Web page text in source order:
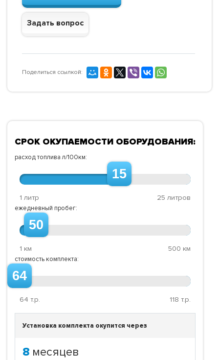
Задать вопрос
Поделиться ссылкой:
СРОК ОКУПАЕМОСТИ ОБОРУДОВАНИЯ:
расход топлива л/100км:
15
1 литр 25 литров
ежедневный пробег:
50
1 км 500 км
стоимость комплекта:
64
64 т.р. 118 т.р.
Установка комплекта окупится через
8 месяцев